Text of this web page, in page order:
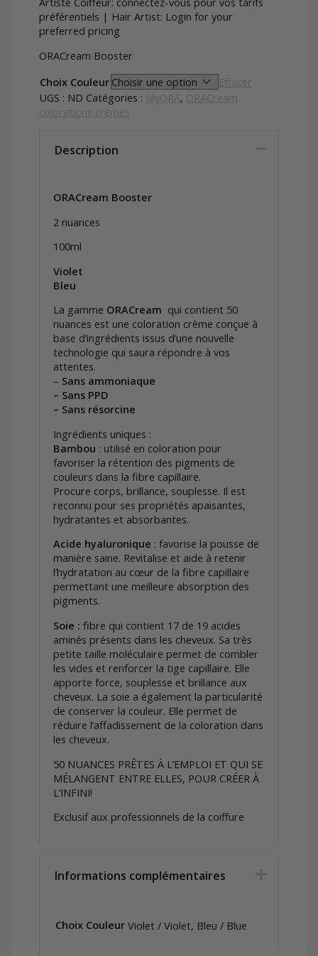
préférentiels | Hair Artist: Login for your
preferred pricing
ORACream Booster
Choix Couleur
Effacer
UGS : ND Catégories : MyORA, ORACream
colorations crèmes
Description
ORACream Booster
2 nuances
100ml
Violet
Bleu
La gamme ORACream qui contient 50
nuances est une coloration crème conçue à
base d’ingrédients issus d’une nouvelle
technologie qui saura répondre à vos
attentes.
– Sans ammoniaque
– Sans PPD
– Sans résorcine
Ingrédients uniques :
Bambou : utilisé en coloration pour
favoriser la rétention des pigments de
couleurs dans la fibre capillaire.
Procure corps, brillance, souplesse. Il est
reconnu pour ses propriétés apaisantes,
hydratantes et absorbantes.
Acide hyaluronique : favorise la pousse de
manière saine. Revitalise et aide à retenir
l’hydratation au cœur de la fibre capillaire
permettant une meilleure absorption des
pigments.
Soie : fibre qui contient 17 de 19 acides
aminés présents dans les cheveux. Sa très
petite taille moléculaire permet de combler
les vides et renforcer la tige capillaire. Elle
apporte force, souplesse et brillance aux
cheveux. La soie a également la particularité
de conserver la couleur. Elle permet de
réduire l’affadissement de la coloration dans
les cheveux.
50 NUANCES PRÊTES À L’EMPLOI ET QUI SE
MÉLANGENT ENTRE ELLES, POUR CRÉER À
L’INFINI!
Exclusif aux professionnels de la coiffure
Informations complémentaires
Choix Couleur Violet / Violet, Bleu / Blue